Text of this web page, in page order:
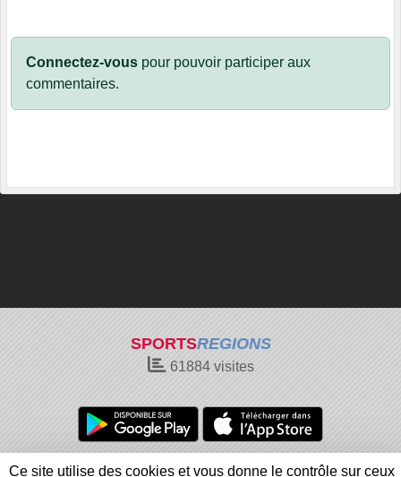
Connectez-vous pour pouvoir participer aux
commentaires.
SPORTSREGIONS
61884visites
Charte cookies Gestion des cookies
Ce site utilise des cookies et vous donne le contrôle sur ceux